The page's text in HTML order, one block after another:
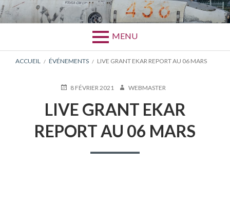
MENU
FIL
D'ARIANE
ACCUEIL ÉVÉNEMENTS LIVE GRANT EKAR REPORT AU 06 MARS
PUBLIÉ8 FÉVRIER 2021 AUTEUR
WEBMASTER
LIVE GRANT EKAR
REPORT AU 06 MARS